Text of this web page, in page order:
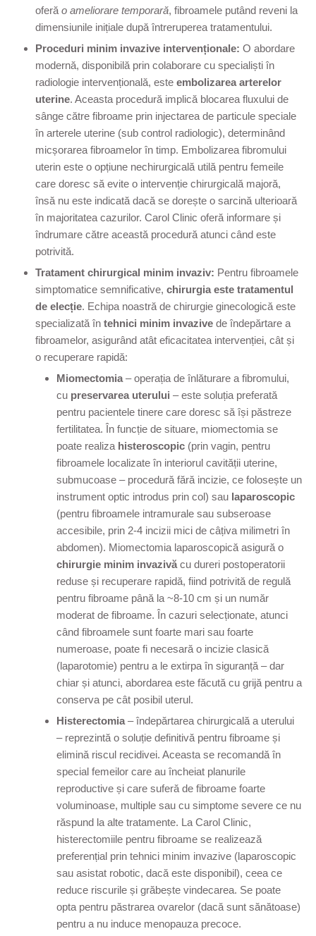
oferă o ameliorare temporară, fibroamele putând reveni la
dimensiunile inițiale după întreruperea tratamentului.
Proceduri minim invazive intervenționale: O abordare
modernă, disponibilă prin colaborare cu specialiști în
radiologie intervențională, este embolizarea arterelor
uterine. Aceasta procedură implică blocarea fluxului de
sânge către fibroame prin injectarea de particule speciale
în arterele uterine (sub control radiologic), determinând
micșorarea fibroamelor în timp. Embolizarea fibromului
uterin este o opțiune nechirurgicală utilă pentru femeile
care doresc să evite o intervenție chirurgicală majoră,
însă nu este indicată dacă se dorește o sarcină ulterioară
în majoritatea cazurilor. Carol Clinic oferă informare și
îndrumare către această procedură atunci când este
potrivită.
Tratament chirurgical minim invaziv: Pentru fibroamele
simptomatice semnificative, chirurgia este tratamentul
de elecție. Echipa noastră de chirurgie ginecologică este
specializată în tehnici minim invazive de îndepărtare a
fibroamelor, asigurând atât eficacitatea intervenției, cât și
o recuperare rapidă:
Miomectomia – operația de înlăturare a fibromului,
cu preservarea uterului – este soluția preferată
pentru pacientele tinere care doresc să își păstreze
fertilitatea. În funcție de situare, miomectomia se
poate realiza histeroscopic (prin vagin, pentru
fibroamele localizate în interiorul cavității uterine,
submucoase – procedură fără incizie, ce folosește un
instrument optic introdus prin col) sau laparoscopic
(pentru fibroamele intramurale sau subseroase
accesibile, prin 2-4 incizii mici de câțiva milimetri în
abdomen). Miomectomia laparoscopică asigură o
chirurgie minim invazivă cu dureri postoperatorii
reduse și recuperare rapidă, fiind potrivită de regulă
pentru fibroame până la ~8-10 cm și un număr
moderat de fibroame. În cazuri selecționate, atunci
când fibroamele sunt foarte mari sau foarte
numeroase, poate fi necesară o incizie clasică
(laparotomie) pentru a le extirpa în siguranță – dar
chiar și atunci, abordarea este făcută cu grijă pentru a
conserva pe cât posibil uterul.
Histerectomia – îndepărtarea chirurgicală a uterului
– reprezintă o soluție definitivă pentru fibroame și
elimină riscul recidivei. Aceasta se recomandă în
special femeilor care au încheiat planurile
reproductive și care suferă de fibroame foarte
voluminoase, multiple sau cu simptome severe ce nu
răspund la alte tratamente. La Carol Clinic,
histerectomiile pentru fibroame se realizează
preferențial prin tehnici minim invazive (laparoscopic
sau asistat robotic, dacă este disponibil), ceea ce
reduce riscurile și grăbește vindecarea. Se poate
opta pentru păstrarea ovarelor (dacă sunt sănătoase)
pentru a nu induce menopauza precoce.